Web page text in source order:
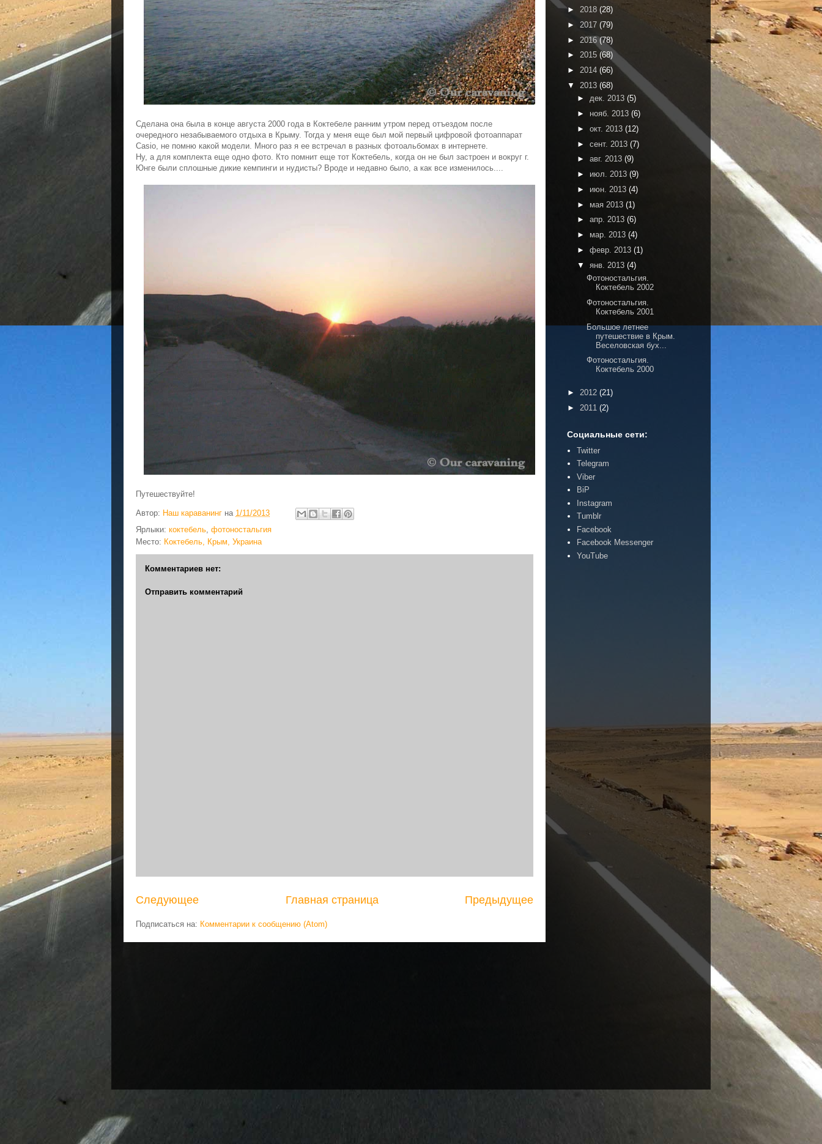
Сделана она была в конце августа 2000 года в Коктебеле ранним утром перед отъездом после
очередного незабываемого отдыха в Крыму. Тогда у меня еще был мой первый цифровой фотоаппарат
Casio, не помню какой модели. Много раз я ее встречал в разных фотоальбомах в интернете.
Ну, а для комплекта еще одно фото. Кто помнит еще тот Коктебель, когда он не был застроен и вокруг г.
Юнге были сплошные дикие кемпинги и нудисты? Вроде и недавно было, а как все изменилось....
Путешествуйте!
Автор: Наш караванинг на 1/11/2013
Ярлыки: коктебель, фотоностальгия
Место: Коктебель, Крым, Украина
Комментариев нет:
Отправить комментарий
Следующее Предыдущее
Главная страница
Подписаться на: Комментарии к сообщению (Atom)
► 2018 (28)
► 2017 (79)
► 2016 (78)
► 2015 (68)
► 2014 (66)
▼ 2013 (68)
► дек. 2013 (5)
► нояб. 2013 (6)
► окт. 2013 (12)
► сент. 2013 (7)
► авг. 2013 (9)
► июл. 2013 (9)
► июн. 2013 (4)
► мая 2013 (1)
► апр. 2013 (6)
► мар. 2013 (4)
► февр. 2013 (1)
▼ янв. 2013 (4)
Фотоностальгия.
Коктебель 2002
Фотоностальгия.
Коктебель 2001
Большое летнее
путешествие в Крым.
Веселовская бух...
Фотоностальгия.
Коктебель 2000
► 2012 (21)
► 2011 (2)
Социальные сети:
Twitter
Telegram
Viber
BiP
Instagram
Tumblr
Facebook
Facebook Messenger
YouTube